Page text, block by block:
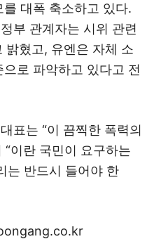
대폭 축소하고 있다.
부 관계자는 시위 관련
혔고, 유엔은 자체 소
로 파악하고 있다고 전
표는 “이 끔찍한 폭력의
이란 국민이 요구하는
는 반드시 들어야 한